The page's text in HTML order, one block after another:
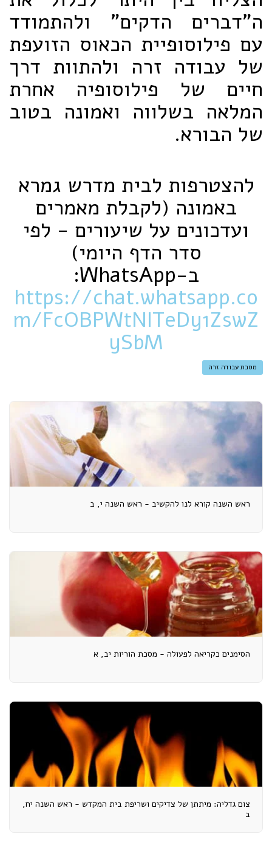
ה"דברים הדקים" ולהתמודד
עם פילוסופיית הכאוס הזועפת
של עבודה זרה ולהתוות דרך
חיים של פילוסופיה אחרת
המלאה בשלווה ואמונה בטוב
של הבורא.
להצטרפות לבית מדרש גמרא
באמונה (לקבלת מאמרים
ועדכונים על שיעורים - לפי
סדר הדף היומי)
ב-‏WhatsApp‏:
https://chat.whatsapp.co
m/FcOBPWtNITeDy1ZswZ
ySbM
מסכת עבודה זרה
ראש השנה קורא לנו להקשיב - ראש השנה י, ב
הסימנים כקריאה לפעולה - מסכת הוריות יב, א
צום גדליה: מיתתן של צדיקים ושריפת בית המקדש - ראש השנה יח,
ב